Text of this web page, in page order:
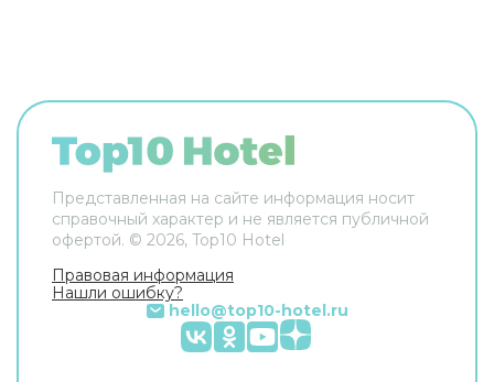
Представленная на сайте информация носит
справочный характер и не является публичной
офертой. © 2026, Top10 Hotel
Правовая информация
Нашли ошибку?
hello@top10-hotel.ru